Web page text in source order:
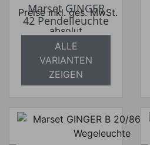
Preise inkl. ges. MwSt.
absolut
versandkostenfrei
Marset GINGER
42 Pendelleuchte
ALLE
VARIANTEN
ZEIGEN